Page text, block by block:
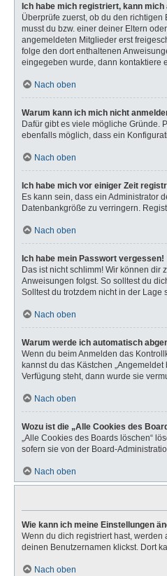
Ich habe mich registriert, kann mich
Überprüfe zuerst, ob du den
musst du bzw. einer deiner Eltern
angemeldeten Mitglieder erst
folge den dort enthaltenen
eingegeben wurde, dann kontaktiere
Nach oben
Warum kann ich mich nicht
Dafür gibt es viele mögliche Gründe.
ebenfalls möglich, dass ein
Nach oben
Ich habe mich vor einiger Zeit
Es kann sein, dass ein Administrator
Datenbankgröße zu verringern.
Nach oben
Ich habe mein Passwort vergessen!
Das ist nicht schlimm! Wir können dir
Anweisungen folgst. So solltest du
Solltest du trotzdem nicht in der Lage
Nach oben
Warum werde ich automatisch
Wenn du beim Anmelden das
kannst du das Kästchen
Verfügung steht, dann wurde sie
Nach oben
Wozu ist die „Alle Cookies des
„Alle Cookies des Boards löschen“
sofern sie von der Board-
Nach oben
Wie kann ich meine Einstellungen
Wenn du dich registriert hast,
deinen Benutzernamen klickst. Dort
Nach oben